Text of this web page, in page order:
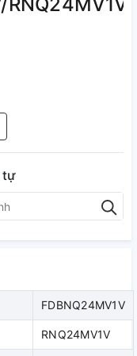
tính năng
dàn lạnh điều hòa
tự
FDBNQ24MV1V
RNQ24MV1V